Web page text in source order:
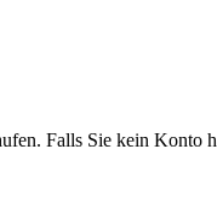
Falls Sie kein Konto